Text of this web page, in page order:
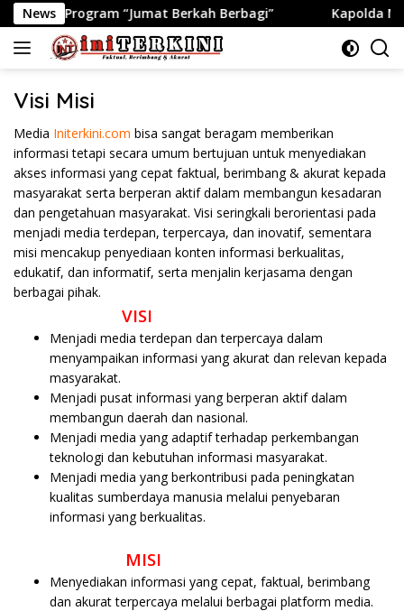
Langsung
ke
konten
News
Program “Jumat Berkah Berbagi” Kapolda NTT
Visi Misi
Media Initerkini.com bisa sangat beragam memberikan
informasi tetapi secara umum bertujuan untuk menyediakan
akses informasi yang cepat faktual, berimbang & akurat kepada
masyarakat serta berperan aktif dalam membangun kesadaran
dan pengetahuan masyarakat. Visi seringkali berorientasi pada
menjadi media terdepan, terpercaya, dan inovatif, sementara
misi mencakup penyediaan konten informasi berkualitas,
edukatif, dan informatif, serta menjalin kerjasama dengan
berbagai pihak.
VISI
Menjadi media terdepan dan terpercaya dalam
menyampaikan informasi yang akurat dan relevan kepada
masyarakat.
Menjadi pusat informasi yang berperan aktif dalam
membangun daerah dan nasional.
Menjadi media yang adaptif terhadap perkembangan
teknologi dan kebutuhan informasi masyarakat.
Menjadi media yang berkontribusi pada peningkatan
kualitas sumberdaya manusia melalui penyebaran
informasi yang berkualitas.
MISI
Menyediakan informasi yang cepat, faktual, berimbang
dan akurat terpercaya melalui berbagai platform media.